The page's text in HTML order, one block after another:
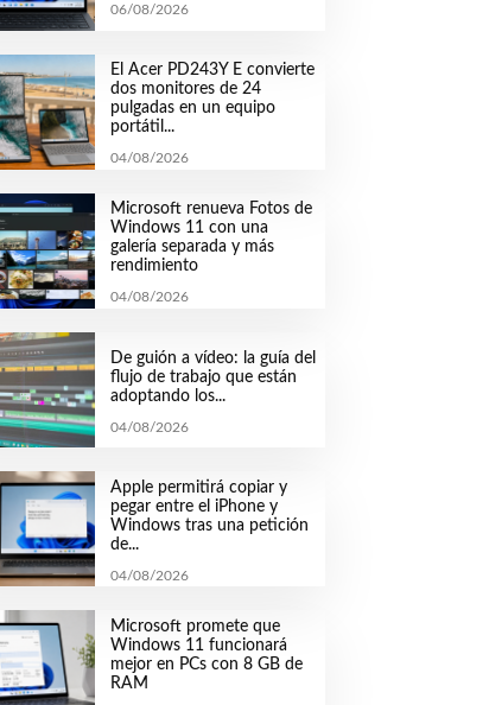
06/08/2026
El Acer PD243Y E convierte
dos monitores de 24
pulgadas en un equipo
portátil...
04/08/2026
Microsoft renueva Fotos de
Windows 11 con una
galería separada y más
rendimiento
04/08/2026
De guión a vídeo: la guía del
flujo de trabajo que están
adoptando los...
04/08/2026
Apple permitirá copiar y
pegar entre el iPhone y
Windows tras una petición
de...
04/08/2026
Microsoft promete que
Windows 11 funcionará
mejor en PCs con 8 GB de
RAM